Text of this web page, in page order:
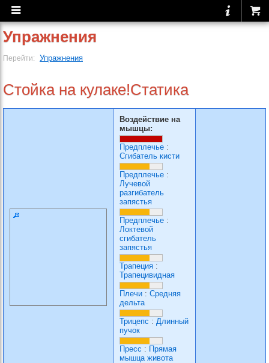
Упражнения
Перейти: Упражнения
Стойка на кулаке!Статика
Воздействие на
мышцы:
Предплечье :
Сгибатель кисти
Предплечье :
Лучевой
разгибатель
запястья
Предплечье :
Локтевой
сгибатель
запястья
Трапеция :
Трапецивидная
Плечи : Средняя
дельта
Трицепс : Длинный
пучок
Пресс : Прямая
мышца живота